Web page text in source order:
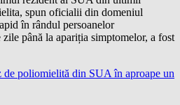
spun oficialii din domeniul
în rândul persoanelor
până la apariția simptomelor, a fost
poliomielită din SUA în aproape un